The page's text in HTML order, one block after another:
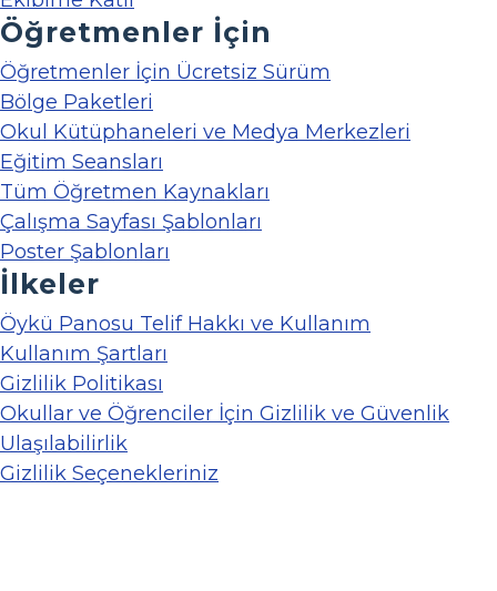
Öğretmenler İçin
Öğretmenler İçin Ücretsiz Sürüm
Bölge Paketleri
Okul Kütüphaneleri ve Medya Merkezleri
Eğitim Seansları
Tüm Öğretmen Kaynakları
Çalışma Sayfası Şablonları
Poster Şablonları
İlkeler
Öykü Panosu Telif Hakkı ve Kullanım
Kullanım Şartları
Gizlilik Politikası
Okullar ve Öğrenciler İçin Gizlilik ve Güvenlik
Ulaşılabilirlik
Gizlilik Seçenekleriniz